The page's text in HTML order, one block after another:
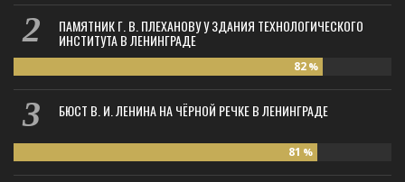
ПАМЯТНИК Г. В. ПЛЕХАНОВУ У ЗДАНИЯ ТЕХНОЛОГИЧЕСКОГО
ИНСТИТУТА В ЛЕНИНГРАДЕ
82 %
БЮСТ В. И. ЛЕНИНА НА ЧЁРНОЙ РЕЧКЕ В ЛЕНИНГРАДЕ
81 %